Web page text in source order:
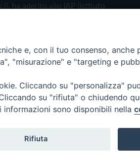
ha aderito allo IAP (Istituto
Cookie Policye, con il tuo consenso, anche
"misurazione" e "targeting e
Cliccando su "personalizza"
su "rifiuta" o chiudendo
sono disponibili nella
Rifiuta